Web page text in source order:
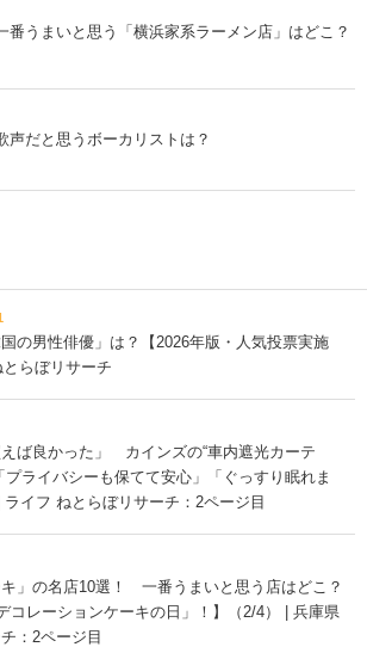
番うまいと思う「横浜家系ラーメン店」はどこ？
声だと思うボーカリストは？
の男性俳優」は？【2026年版・人気投票実施
らぼリサーチ
えば良かった」 カインズの“車内遮光カーテ
ライバシーも保てて安心」「ぐっすり眠れま
ライフ ねとらぼリサーチ：2ページ目
」の名店10選！ 一番うまいと思う店はどこ？
コレーションケーキの日」！】（2/4） | 兵庫県
：2ページ目